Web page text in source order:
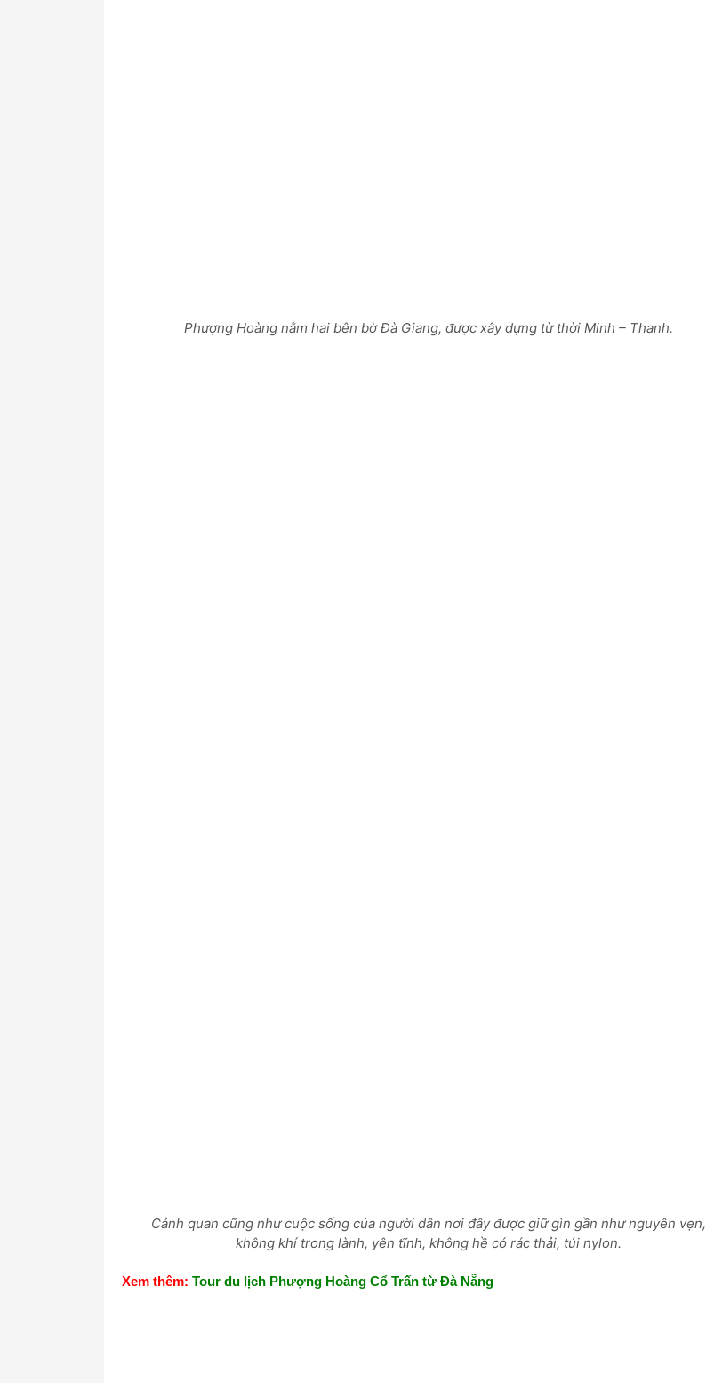
Phượng Hoàng nằm hai bên bờ Đà Giang, được xây dựng từ thời Minh – Thanh.
Cảnh quan cũng như cuộc sống của người dân nơi đây được giữ gìn gần như nguyên vẹn,
không khí trong lành, yên tĩnh, không hề có rác thải, túi nylon.
Xem thêm: Tour du lịch Phượng Hoàng Cổ Trấn từ Đà Nẵng